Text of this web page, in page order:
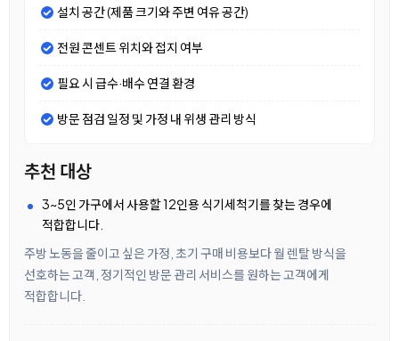
설치 공간 (제품 크기와 주변 여유 공간)
전원 콘센트 위치와 접지 여부
필요 시 급수·배수 연결 환경
방문 점검 일정 및 가정 내 위생 관리 방식
추천 대상
3~5인 가구에서 사용할 12인용 식기세척기를 찾는 경우에
적합합니다.
주방 노동을 줄이고 싶은 가정, 초기 구매 비용보다 월 렌탈 방식을
선호하는 고객, 정기적인 방문 관리 서비스를 원하는 고객에게
적합합니다.